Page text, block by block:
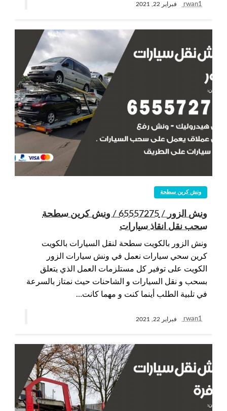
rwan1 فبراير 22, 2021
ونش كرين سطحة
ونش الزور / 65557275 / ونش كرين سطحة
سحب نقل انقاذ سيارات
ونش الزور بالكويت سطحة لنقل السيارات بالكويت
كرين سحي سيارات نعمل في ونش سيارات الزور
الكويت على توفير كل مستلزمات العمل الذي يتعلق
بسحب و نقل السيارات و الشاحنات حيث نمتاز بالسرعة
في تلبية الطلب أينما كنت و مهما كانت…
rwan1 فبراير 22, 2021